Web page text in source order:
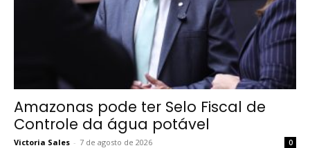
Amazonas pode ter Selo Fiscal de
Controle da água potável
Victoria Sales - 7 de agosto de 2026 0